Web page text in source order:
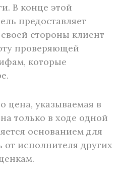
В конце этой
предоставляет
стороны клиент
проверяющей
которые
цена, указываемая в
только в ходе одной
основанием для
от исполнителя других